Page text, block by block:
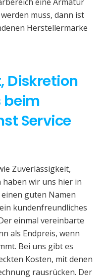
muss, dann ist
Herstellermarke
Diskretion
beim
Service
Zuverlässigkeit,
wir uns hier in
guten Namen
kundenfreundliches
einmal vereinbarte
als Endpreis, wenn
Bei uns gibt es
Kosten, mit denen
rausrücken. Der